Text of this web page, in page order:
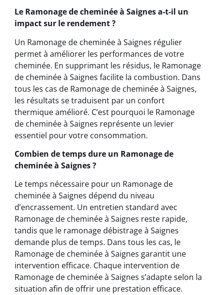
Le Ramonage de cheminée à Saignes a-t-il un
impact sur le rendement ?
Un Ramonage de cheminée à Saignes régulier
permet à améliorer les performances de votre
cheminée. En supprimant les résidus, le Ramonage
de cheminée à Saignes facilite la combustion. Dans
tous les cas de Ramonage de cheminée à Saignes,
les résultats se traduisent par un confort
thermique amélioré. C’est pourquoi le Ramonage
de cheminée à Saignes représente un levier
essentiel pour votre consommation.
Combien de temps dure un Ramonage de
cheminée à Saignes ?
Le temps nécessaire pour un Ramonage de
cheminée à Saignes dépend du niveau
d’encrassement. Un entretien standard avec
Ramonage de cheminée à Saignes reste rapide,
tandis que le ramonage débistrage à Saignes
demande plus de temps. Dans tous les cas, le
Ramonage de cheminée à Saignes garantit une
intervention efficace. Chaque intervention de
Ramonage de cheminée à Saignes s’adapte selon la
situation afin de offrir une prestation efficace.